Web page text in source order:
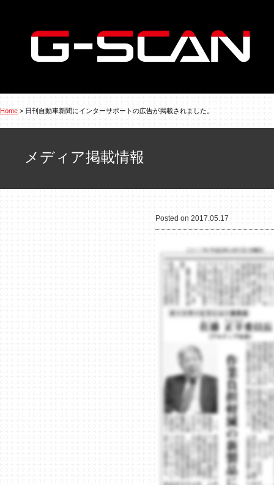
Home > 日刊自動車新聞にインターサポートの広告が掲載されました。
メディア掲載情報
Posted on 2017.05.17